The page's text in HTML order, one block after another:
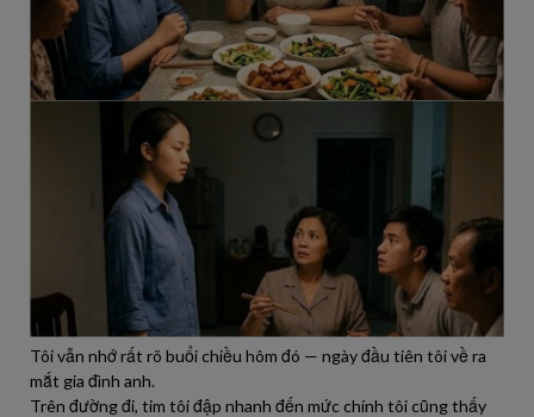
Tôi vẫn nhớ rất rõ buổi chiều hôm đó — ngày đầu tiên tôi về ra
mắt gia đình anh.
Trên đường đi, tim tôi đập nhanh đến mức chính tôi cũng thấy